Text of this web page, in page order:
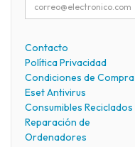
Contacto
Política Privacidad
Condiciones de Compra
Eset Antivirus
Consumibles Reciclados
Reparación de
Ordenadores